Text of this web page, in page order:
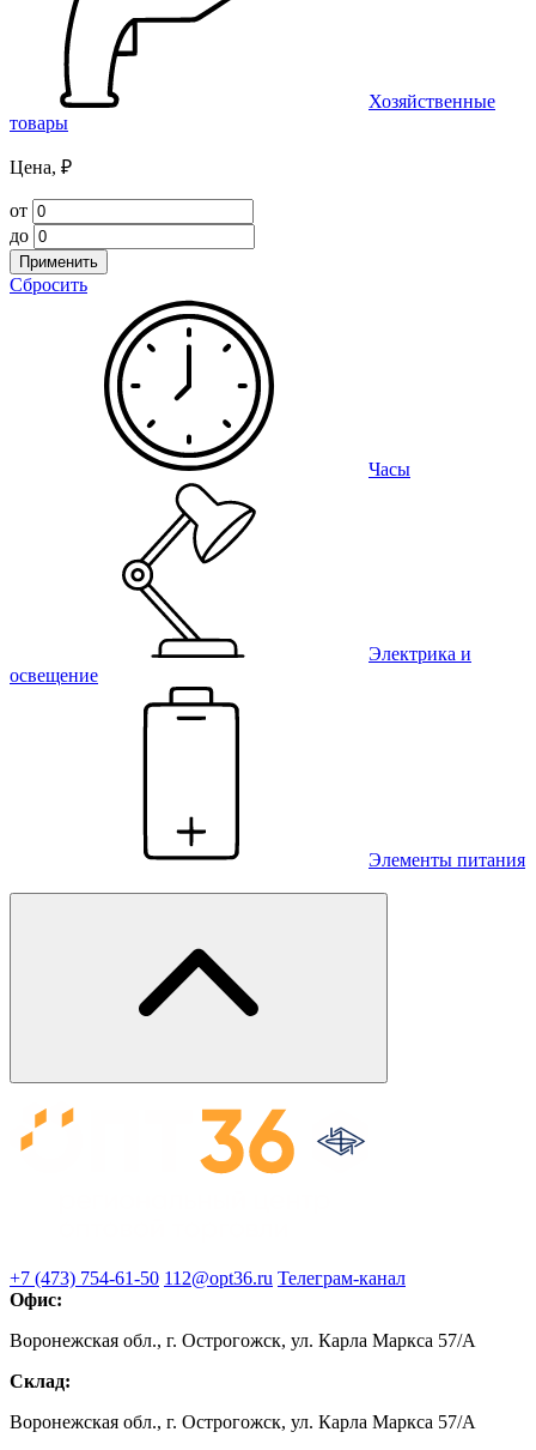
Хозяйственные
товары
Цена, ₽
от
до
Применить
Сбросить
Часы
Электрика и
освещение
Элементы питания
+7 (473) 754-61-50 112@opt36.ru Телеграм-канал
Офис:
Воронежская обл., г. Острогожск, ул. Карла Маркса 57/А
Склад:
Воронежская обл., г. Острогожск, ул. Карла Маркса 57/А